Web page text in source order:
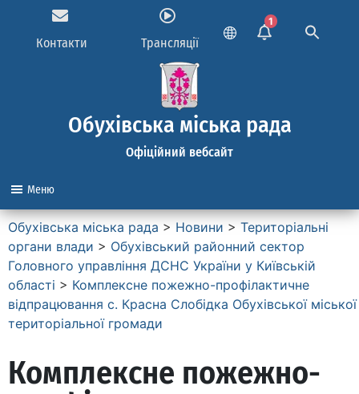
Контакти Трансляції
1
Обухівська міська рада
Офіційний вебсайт
Меню
Обухівська міська рада > Новини > Територіальні
органи влади > Обухівський районний сектор
Головного управління ДСНС України у Київській
області > Комплексне пожежно-профілактичне
відпрацювання с. Красна Слобідка Обухівської міської
територіальної громади
Комплексне пожежно-